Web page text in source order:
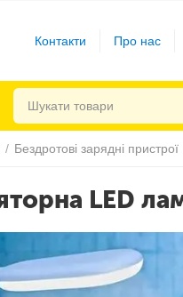
Контакти Про нас
/ Бездротові зарядні пристрої
LED